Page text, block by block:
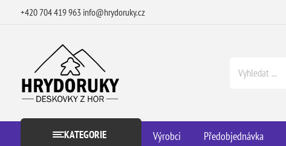
+420 704 419 963 info@hrydoruky.cz
KATEGORIE Výrobci Předobjednávka